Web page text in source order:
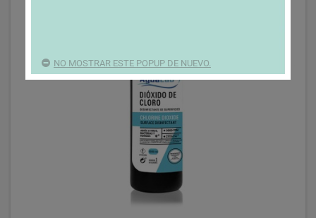
NO MOSTRAR ESTE POPUP DE NUEVO.